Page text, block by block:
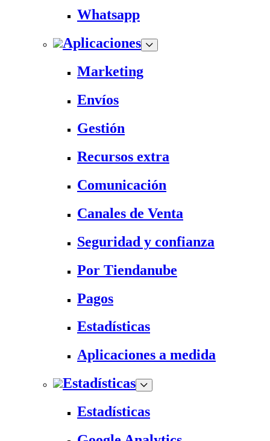
Whatsapp
Aplicaciones
Marketing
Envíos
Gestión
Recursos extra
Comunicación
Canales de Venta
Seguridad y confianza
Por Tiendanube
Pagos
Estadísticas
Aplicaciones a medida
Estadísticas
Estadísticas